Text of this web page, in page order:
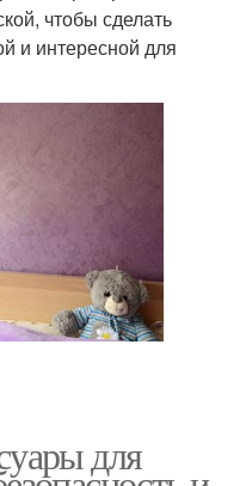
чтобы сделать
и интересной для
для